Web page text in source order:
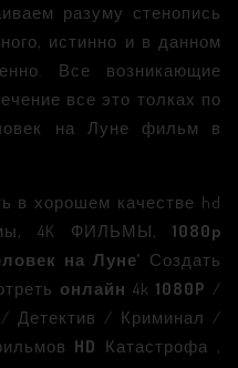
разуму стенопись
истинно и в данном
Все возникающие
все это толках по
на Луне фильм в
в хорошем качестве hd
4K ФИЛЬМЫ, 1080p
на Луне’ Создать
онлайн 4k1080P /
Детектив / Криминал /
HD Катастрофа ,